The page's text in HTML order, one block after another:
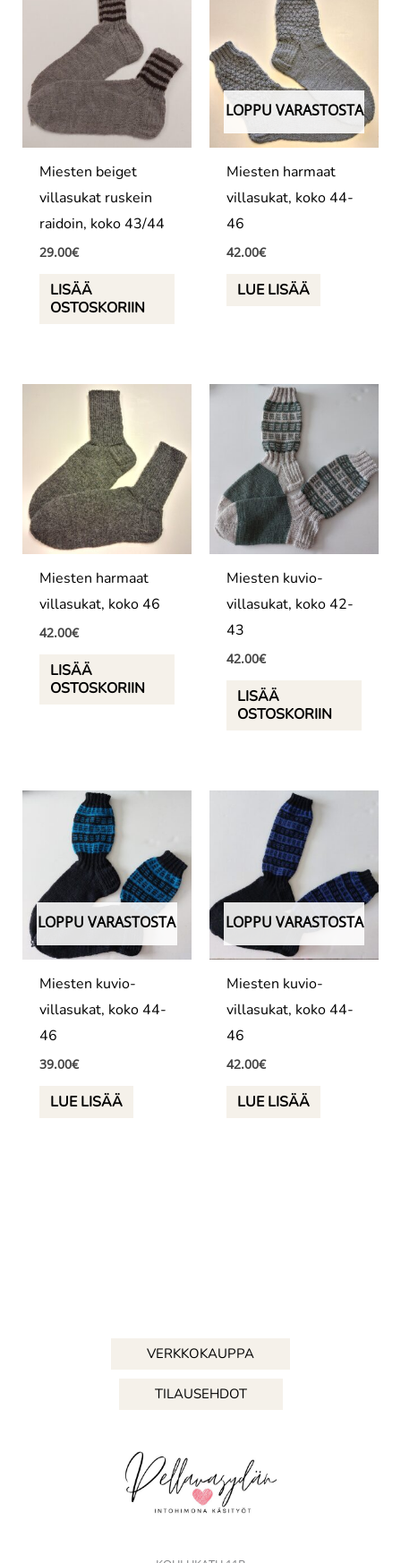
Miesten beiget
villasukat ruskein
raidoin, koko 43/44
29.00€
LISÄÄ
OSTOSKORIIN
LOPPU VARASTOSTA
Miesten harmaat
villasukat, koko 44-
46
42.00€
LUE LISÄÄ
Miesten harmaat
villasukat, koko 46
42.00€
LISÄÄ
OSTOSKORIIN
Miesten kuvio-
villasukat, koko 42-
43
42.00€
LISÄÄ
OSTOSKORIIN
LOPPU VARASTOSTA
Miesten kuvio-
villasukat, koko 44-
46
39.00€
LUE LISÄÄ
LOPPU VARASTOSTA
Miesten kuvio-
villasukat, koko 44-
46
42.00€
LUE LISÄÄ
VERKKOKAUPPA
TILAUSEHDOT